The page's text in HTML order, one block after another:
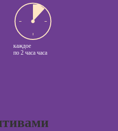
каждое
по 2 часа часа